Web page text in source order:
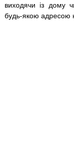
виходячи із дому
будь-якою адресою